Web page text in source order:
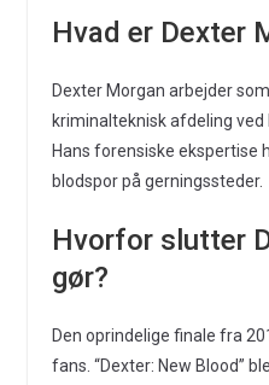
Hvad er Dexter
Dexter Morgan arbejder
kriminalteknisk afdeling
Hans forensiske ekspertise
blodspor på gerningssteder.
Hvorfor slutter
gør?
Den oprindelige finale fra
fans. “Dexter: New Blood”